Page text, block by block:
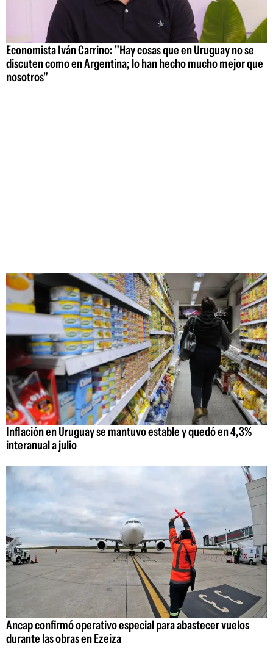
Economista Iván Carrino: "Hay cosas que en Uruguay no se
discuten como en Argentina; lo han hecho mucho mejor que
nosotros"
Inflación en Uruguay se mantuvo estable y quedó en 4,3%
interanual a julio
Ancap confirmó operativo especial para abastecer vuelos
durante las obras en Ezeiza